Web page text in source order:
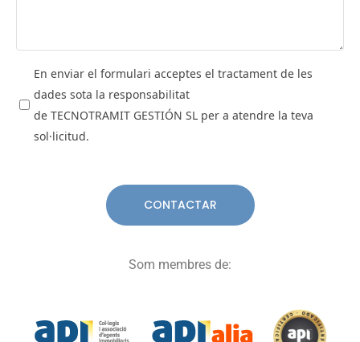
En enviar el formulari acceptes el tractament de les
dades sota la responsabilitat
de TECNOTRAMIT GESTIÓN SL per a atendre la teva
sol·licitud.
Som membres de: